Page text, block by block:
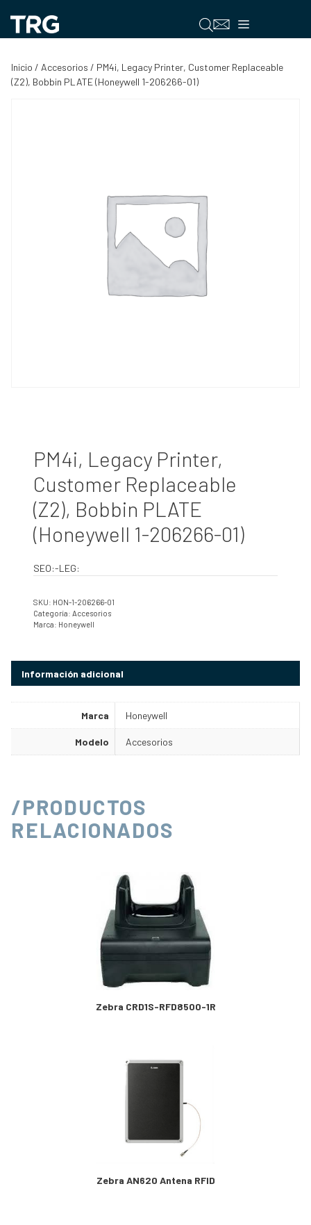
contenido
Menú
Inicio / Accesorios / PM4i, Legacy Printer, Customer Replaceable
(Z2), Bobbin PLATE (Honeywell 1-206266-01)
PM4i, Legacy Printer,
Customer Replaceable
(Z2), Bobbin PLATE
(Honeywell 1-206266-01)
SEO:-LEG:
SKU: HON-1-206266-01
Categoría: Accesorios
Marca: Honeywell
Información adicional
Marca Honeywell
Modelo Accesorios
/PRODUCTOS
RELACIONADOS
Zebra CRD1S-RFD8500-1R
Zebra AN620 Antena RFID